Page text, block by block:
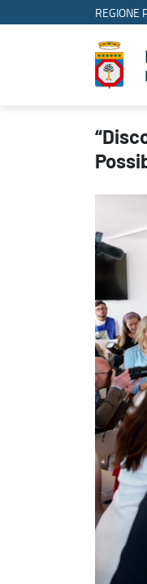
REGIONE
“Discorso all’umanità”: